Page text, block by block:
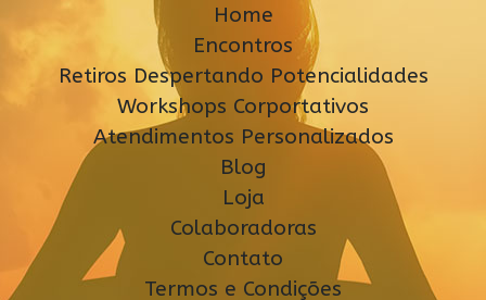
Home
Encontros
Retiros Despertando Potencialidades
Workshops Corportativos
Atendimentos Personalizados
Blog
Loja
Colaboradoras
Contato
Termos e Condições